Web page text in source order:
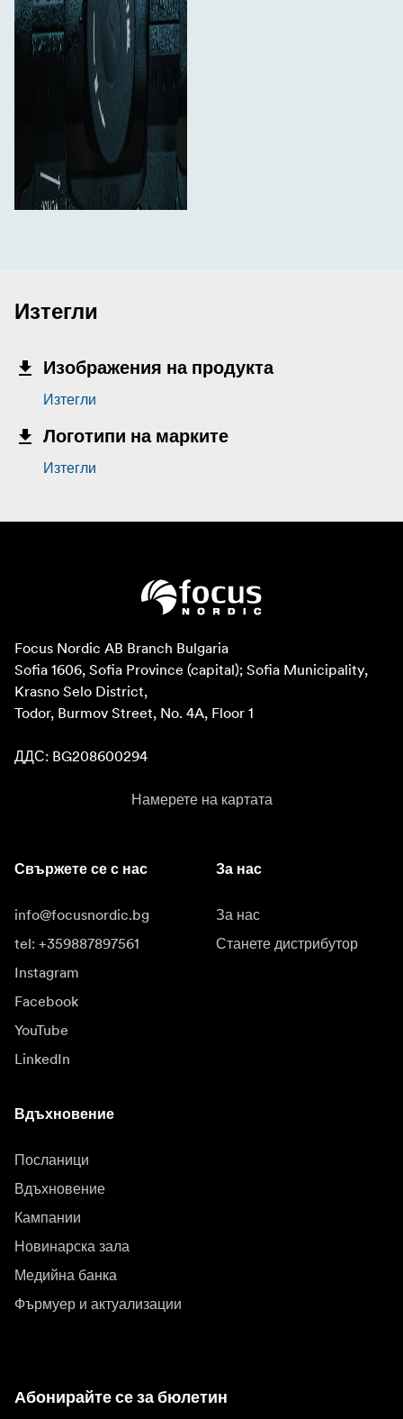
Изтегли
Изображения на продукта
Изтегли
Логотипи на марките
Изтегли
Focus Nordic AB Branch Bulgaria
Sofia 1606, Sofia Province (capital); Sofia Municipality,
Krasno Selo District,
Todor, Burmov Street, No. 4A, Floor 1
ДДС: BG208600294
Намерете на картата
Свържете се с нас
info@focusnordic.bg
tel: +359887897561
Instagram
Facebook
YouTube
LinkedIn
За нас
За нас
Станете дистрибутор
Вдъхновение
Посланици
Вдъхновение
Кампании
Новинарска зала
Медийна банка
Фърмуер и актуализации
Абонирайте се за бюлетин